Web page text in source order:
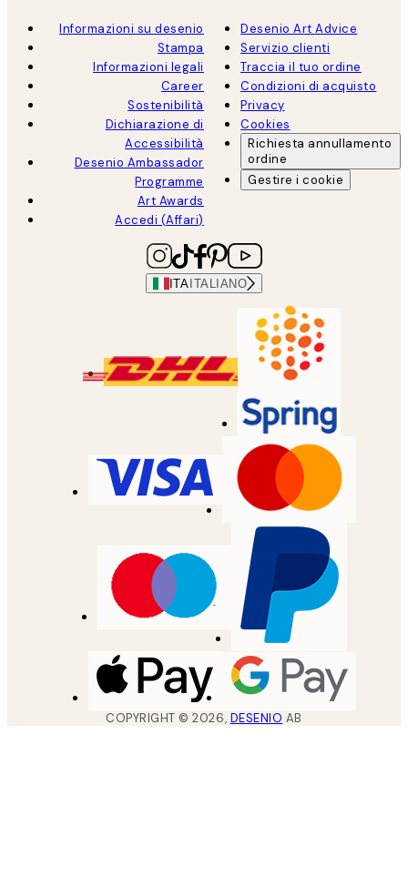
Informazioni su desenio
Stampa
Informazioni legali
Career
Sostenibilità
Dichiarazione di
Accessibilità
Desenio Ambassador
Programme
Art Awards
Accedi (Affari)
Desenio Art Advice
Servizio clienti
Traccia il tuo ordine
Condizioni di acquisto
Privacy
Cookies
Richiesta annullamento
ordine
Gestire i cookie
ITA ITALIANO
COPYRIGHT ©2026, DESENIO AB